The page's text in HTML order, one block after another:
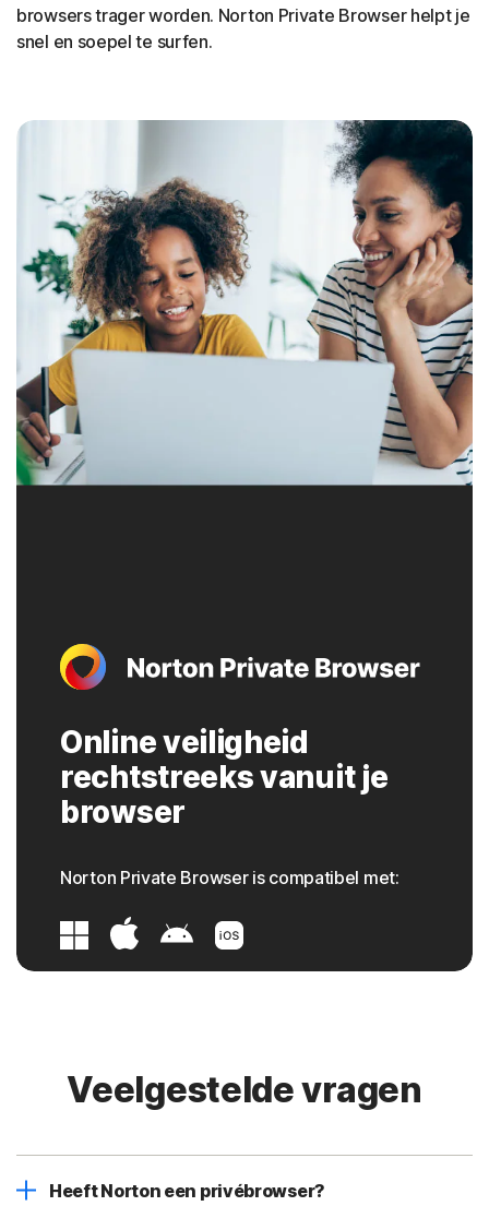
browsers trager worden. Norton Private Browser helpt je
snel en soepel te surfen.
Online veiligheid
rechtstreeks vanuit je
browser
Norton Private Browser is compatibel met:
Veelgestelde vragen
Heeft Norton een privébrowser?